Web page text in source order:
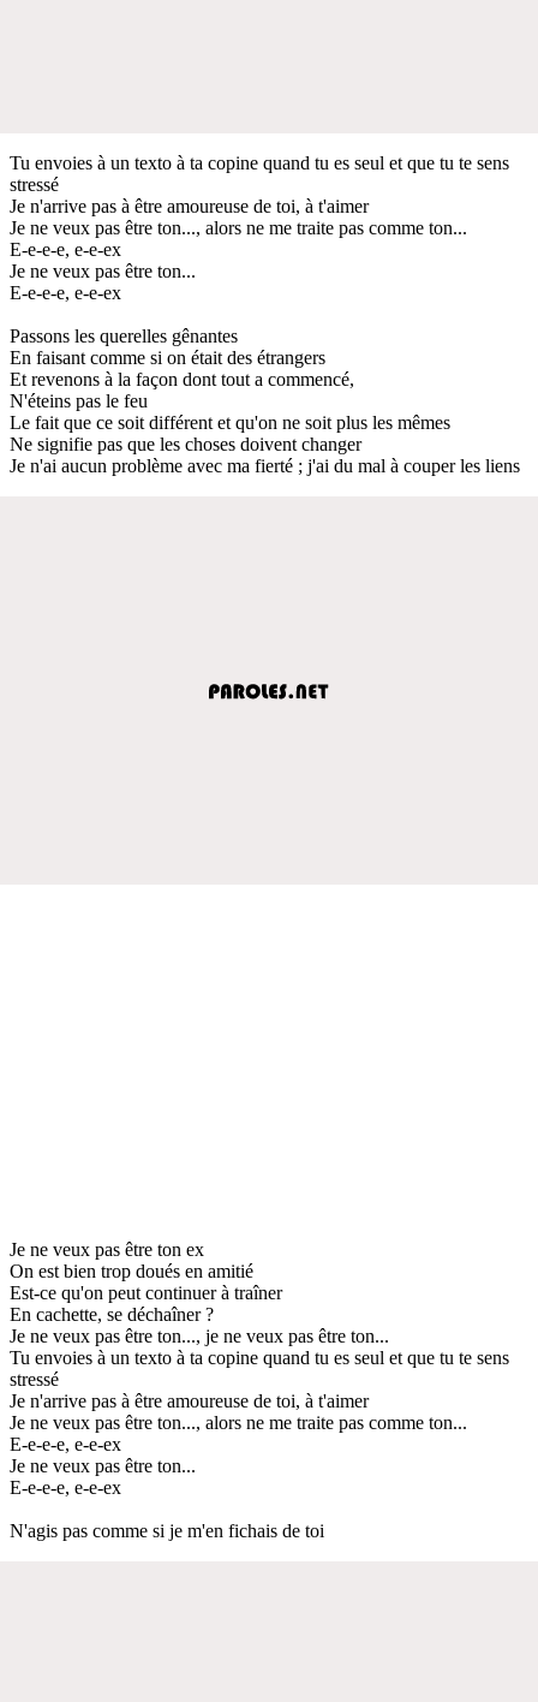
Tu envoies à un texto à ta copine quand tu es seul et que tu te sens
stressé
Je n'arrive pas à être amoureuse de toi, à t'aimer
Je ne veux pas être ton..., alors ne me traite pas comme ton...
E-e-e-e, e-e-ex
Je ne veux pas être ton...
E-e-e-e, e-e-ex
Passons les querelles gênantes
En faisant comme si on était des étrangers
Et revenons à la façon dont tout a commencé,
N'éteins pas le feu
Le fait que ce soit différent et qu'on ne soit plus les mêmes
Ne signifie pas que les choses doivent changer
Je n'ai aucun problème avec ma fierté ; j'ai du mal à couper les liens
Je ne veux pas être ton ex
On est bien trop doués en amitié
Est-ce qu'on peut continuer à traîner
En cachette, se déchaîner ?
Je ne veux pas être ton..., je ne veux pas être ton...
Tu envoies à un texto à ta copine quand tu es seul et que tu te sens
stressé
Je n'arrive pas à être amoureuse de toi, à t'aimer
Je ne veux pas être ton..., alors ne me traite pas comme ton...
E-e-e-e, e-e-ex
Je ne veux pas être ton...
E-e-e-e, e-e-ex
N'agis pas comme si je m'en fichais de toi